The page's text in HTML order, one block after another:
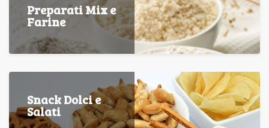
Preparati Mix e
Farine
Snack Dolci e
Salati